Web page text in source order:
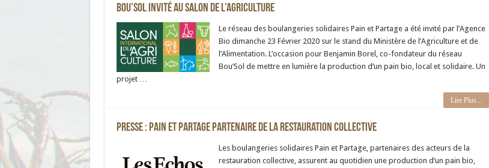
Bou’Sol invité au Salon de l’Agriculture
Le réseau des boulangeries solidaires Pain et Partage a été invité par l’Agence
Bio dimanche 23 Février 2020 sur le stand du Ministère de l’Agriculture et de
l’Alimentation. L’occasion pour Benjamin Borel, co-fondateur du réseau
Bou’Sol de mettre en lumière la production d’un pain bio, local et solidaire. Un
projet …
Lire Plus...
Presse : Pain et Partage partenaire de la restauration collective
Les boulangeries solidaires Pain et Partage, partenaires des acteurs de la
restauration collective, assurent au quotidien une production d’un pain bio,